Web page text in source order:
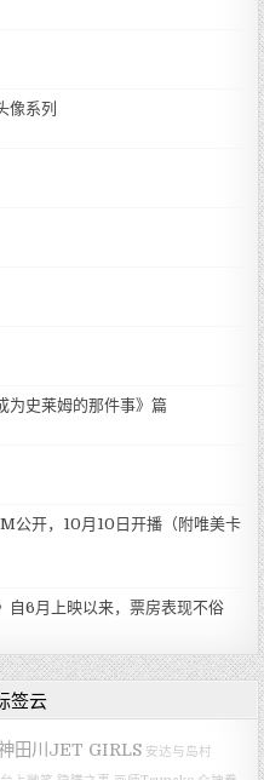
像系列
为史莱姆的那件事》篇
公开，10月10日开播（附唯美卡
自6月上映以来，票房表现不俗
签云
田川JET GIRLS 安达与岛村